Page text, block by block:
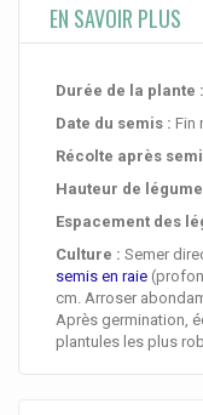
EN SAVOIR PLUS
Durée de la plante :
Date du semis : Fin
Récolte après
Hauteur de
Espacement des
Culture : Semer
semis en raie
cm. Arroser
Après germination,
plantules les plus